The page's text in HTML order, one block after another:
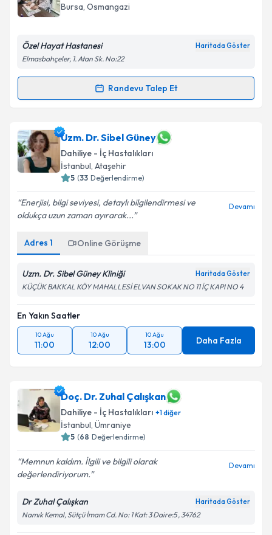
Bursa, Osmangazi
Özel Hayat Hastanesi Haritada Göster
Elmasbahçeler, 1. Atan Sk. No:22
Randevu Talep Et
Randevu Takvimi Talebi
Uzm. Dr. Sami Evirgeniçin randevu takvimi talebi
oluşturun. Size bu uzmandan randevu almanız için bir
takvim hazırlandığında e-posta ile bilgilendireceğiz.
E-posta Adresiniz
Kişisel verilerimin işlenmesine ilişkin
Metni'ni okudum ve kişisel verilerimin belirtilen
Takvim Talebini Gönder
Uzm. Dr. Sibel Güney
Dahiliye - İç Hastalıkları
İstanbul, Ataşehir
5 (33 Değerlendirme)
Enerjisi, bilgi seviyesi, detaylı bilgilendirmesi ve
oldukça uzun zaman ayırarak...
Devamı
Adres 1 Online Görüşme
Uzm. Dr. Sibel Güney Kliniği Haritada Göster
KÜÇÜK BAKKAL KÖY MAHALLESİ ELVAN SOKAK NO 11 İÇ KAPI NO 4
En Yakın Saatler
10 Ağu
11:00
10 Ağu
12:00
10 Ağu
13:00 Daha Fazla
Doç. Dr. Zuhal Çalışkan
Dahiliye - İç Hastalıkları +1diğer
İstanbul, Ümraniye
5 (68 Değerlendirme)
Memnun kaldım. İlgili ve bilgili olarak
değerlendiriyorum.
Devamı
Dr Zuhal Çalışkan Haritada Göster
Namık Kemal, Sütçü İmam Cd. No: 1 Kat: 3 Daire:5 , 34762